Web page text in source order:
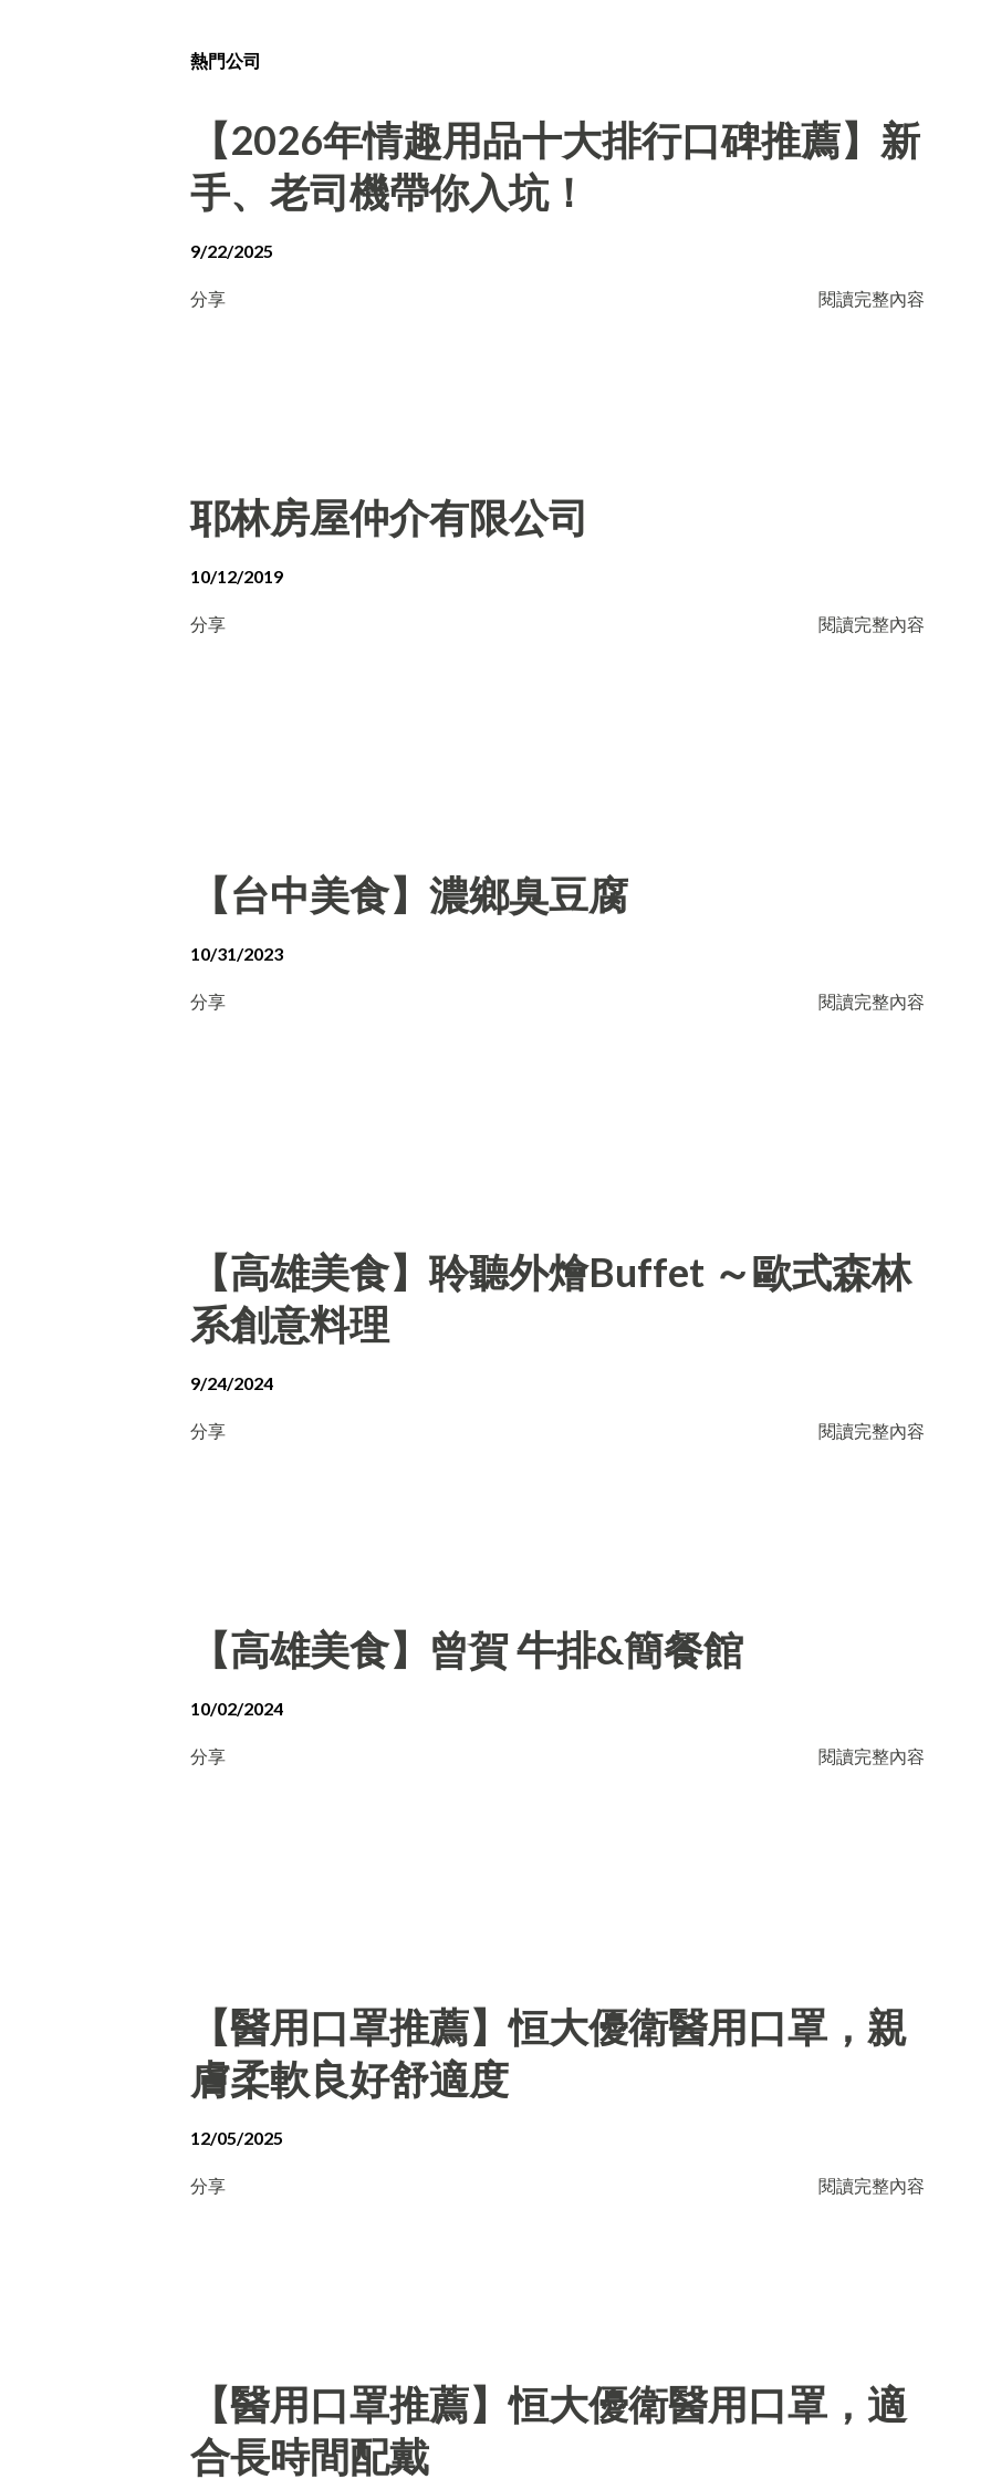
熱門公司
【2026年情趣用品十大排行口碑推薦】新
手、老司機帶你入坑！
9/22/2025
分享 閱讀完整內容
耶林房屋仲介有限公司
10/12/2019
分享 閱讀完整內容
【台中美食】濃鄉臭豆腐
10/31/2023
分享 閱讀完整內容
【高雄美食】聆聽外燴Buffet ～歐式森林
系創意料理
9/24/2024
分享 閱讀完整內容
【高雄美食】曾賀 牛排&簡餐館
10/02/2024
分享 閱讀完整內容
【醫用口罩推薦】恒大優衛醫用口罩，親
膚柔軟良好舒適度
12/05/2025
分享 閱讀完整內容
【醫用口罩推薦】恒大優衛醫用口罩，適
合長時間配戴